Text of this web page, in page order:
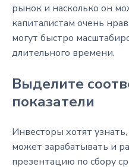
рынок и насколько он
капиталистам очень
могут быстро
длительного времени.
Выделите
показатели
Инвесторы хотят
может зарабатывать и
презентацию по сбору